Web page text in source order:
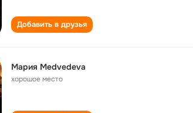
Добавить в друзья
Мария Medvedeva
хорошое место